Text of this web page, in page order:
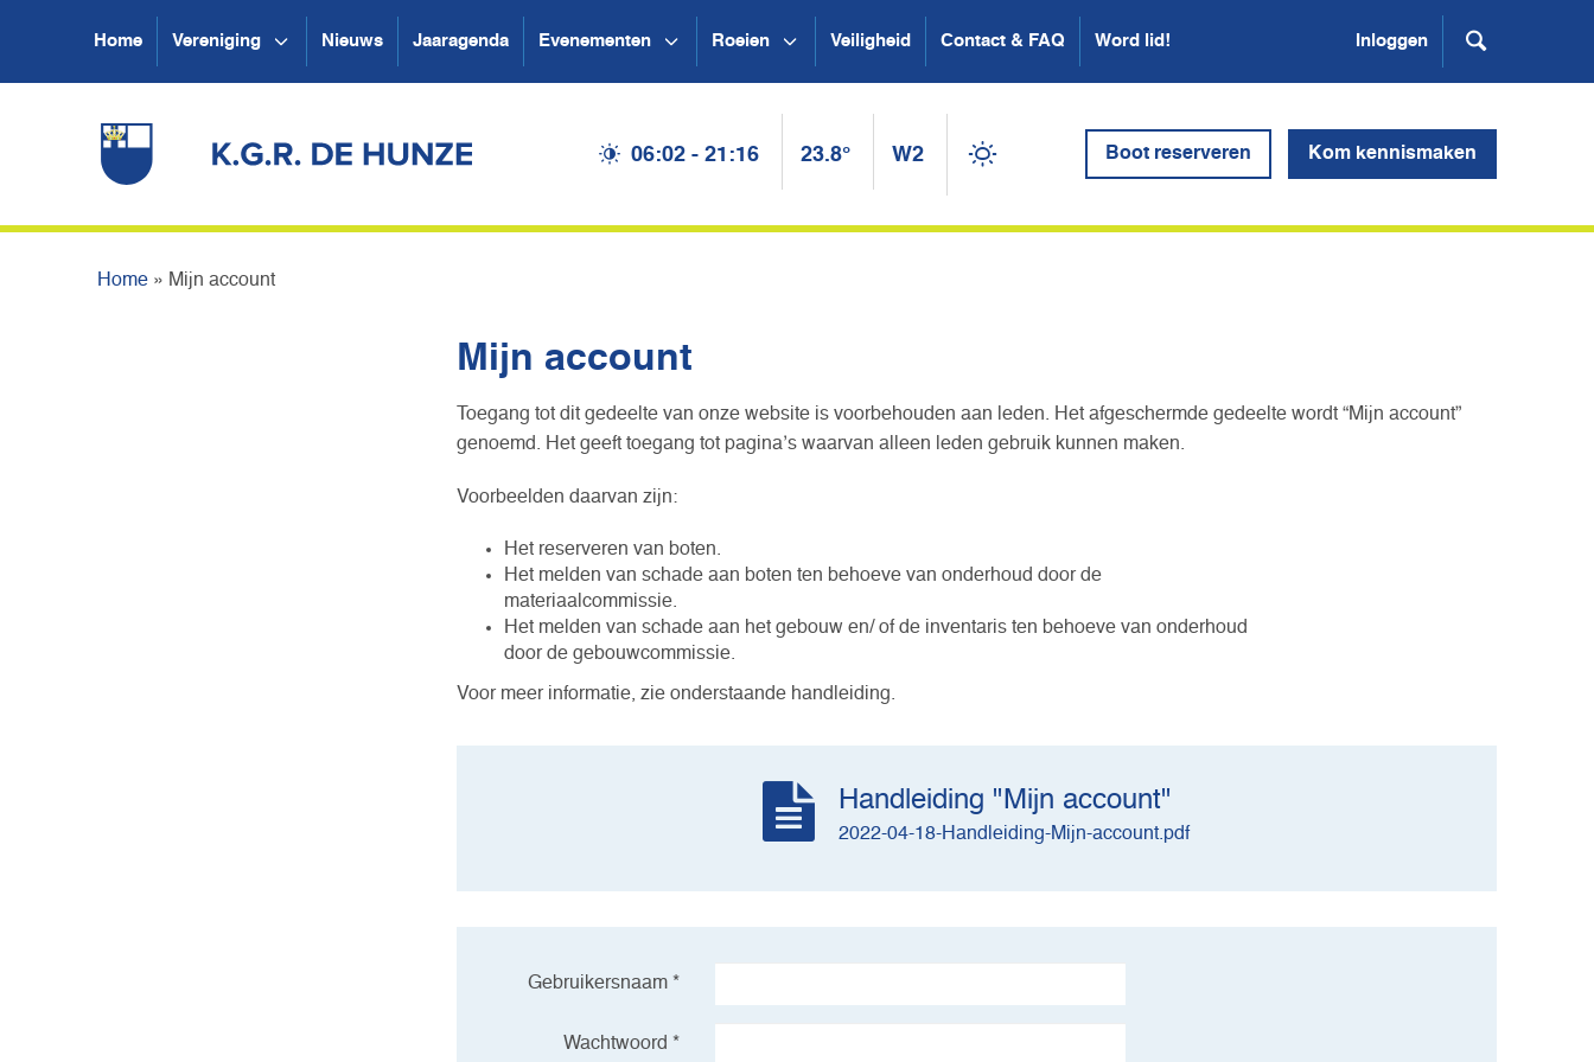
Home Vereniging Nieuws Jaaragenda Evenementen Roeien Veiligheid Contact & FAQ Word lid! Inloggen
06:02 - 21:16 23.8° W2 Boot reserveren Kom kennismaken
Home » Mijn account
Mijn account
Toegang tot dit gedeelte van onze website is voorbehouden aan leden. Het afgeschermde gedeelte wordt “Mijn account”
genoemd. Het geeft toegang tot pagina’s waarvan alleen leden gebruik kunnen maken.
Voorbeelden daarvan zijn:
Het reserveren van boten.
Het melden van schade aan boten ten behoeve van onderhoud door de
materiaalcommissie.
Het melden van schade aan het gebouw en/ of de inventaris ten behoeve van onderhoud
door de gebouwcommissie.
Voor meer informatie, zie onderstaande handleiding.
Handleiding "Mijn account"
2022-04-18-Handleiding-Mijn-account.pdf
Gebruikersnaam *
Wachtwoord *